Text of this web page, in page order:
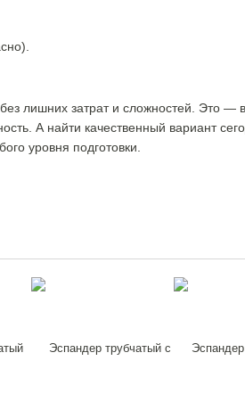
лишних затрат и сложностей. Это
А найти качественный вариант
уровня подготовки.